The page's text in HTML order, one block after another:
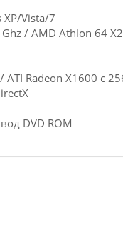
Vista/7
/ AMD Athlon 64
Radeon X1600 с
DVD ROM